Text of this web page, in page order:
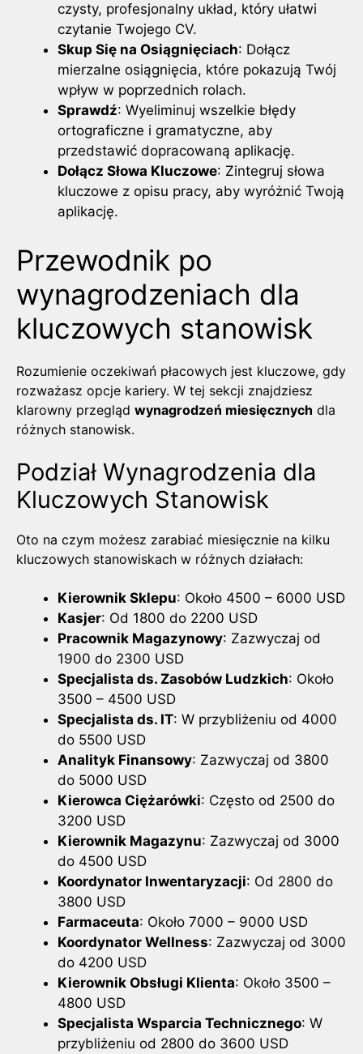
czysty, profesjonalny układ, który ułatwi
czytanie Twojego CV.
Skup Się na Osiągnięciach: Dołącz
mierzalne osiągnięcia, które pokazują Twój
wpływ w poprzednich rolach.
Sprawdź: Wyeliminuj wszelkie błędy
ortograficzne i gramatyczne, aby
przedstawić dopracowaną aplikację.
Dołącz Słowa Kluczowe: Zintegruj słowa
kluczowe z opisu pracy, aby wyróżnić Twoją
aplikację.
Przewodnik po
wynagrodzeniach dla
kluczowych stanowisk
Rozumienie oczekiwań płacowych jest kluczowe, gdy
rozważasz opcje kariery. W tej sekcji znajdziesz
klarowny przegląd wynagrodzeń miesięcznych dla
różnych stanowisk.
Podział Wynagrodzenia dla
Kluczowych Stanowisk
Oto na czym możesz zarabiać miesięcznie na kilku
kluczowych stanowiskach w różnych działach:
Kierownik Sklepu: Około 4500 – 6000 USD
Kasjer: Od 1800 do 2200 USD
Pracownik Magazynowy: Zazwyczaj od
1900 do 2300 USD
Specjalista ds. Zasobów Ludzkich: Około
3500 – 4500 USD
Specjalista ds. IT: W przybliżeniu od 4000
do 5500 USD
Analityk Finansowy: Zazwyczaj od 3800
do 5000 USD
Kierowca Ciężarówki: Często od 2500 do
3200 USD
Kierownik Magazynu: Zazwyczaj od 3000
do 4500 USD
Koordynator Inwentaryzacji: Od 2800 do
3800 USD
Farmaceuta: Około 7000 – 9000 USD
Koordynator Wellness: Zazwyczaj od 3000
do 4200 USD
Kierownik Obsługi Klienta: Około 3500 –
4800 USD
Specjalista Wsparcia Technicznego: W
przybliżeniu od 2800 do 3600 USD